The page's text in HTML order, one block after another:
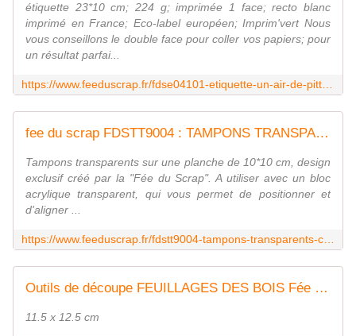
étiquette 23*10 cm; 224 g; imprimée 1 face; recto blanc
imprimé en France; Eco-label européen; Imprim'vert Nous
vous conseillons le double face pour coller vos papiers; pour
un résultat parfai...
fee du scrap FDSTT9004 : TAMPONS TRANSPARENTS CARTERIE
Tampons transparents sur une planche de 10*10 cm, design
exclusif créé par la "Fée du Scrap". A utiliser avec un bloc
acrylique transparent, qui vous permet de positionner et
d'aligner ...
Outils de découpe FEUILLAGES DES BOIS Fée du Scrap
11.5 x 12.5 cm